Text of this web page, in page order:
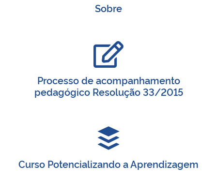
Ministério da Mulher, da Família e dos Direitos Humanos
Gabinete de Segurança Institucional
Planalto
Sobre
Processo de acompanhamento
pedagógico Resolução 33/2015
Curso Potencializando a Aprendizagem